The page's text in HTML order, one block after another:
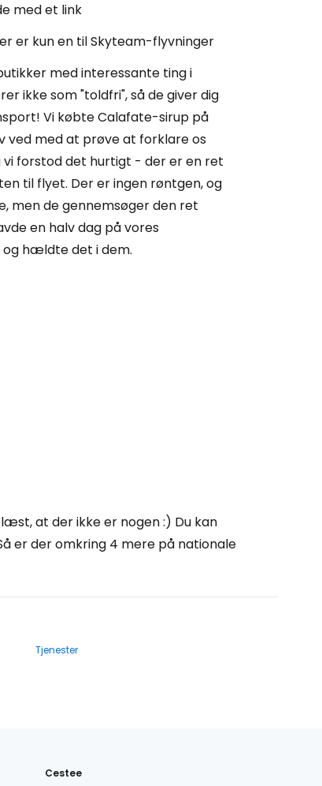
med et link
er kun en til Skyteam-flyvninger
med interessante ting i
ikke som "toldfri", så de giver dig
Vi købte Calafate-sirup på
ved med at prøve at forklare os
forstod det hurtigt - der er en ret
til flyet. Der er ingen røntgen, og
men de gennemsøger den ret
en halv dag på vores
og hældte det i dem.
at der ikke er nogen :) Du kan
er der omkring 4 mere på nationale
Tjenester
Cestee